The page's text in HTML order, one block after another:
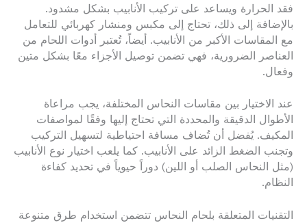
فقد الحرارة ويساعد على تركيب الأنابيب بشكل مشدود.
بالإضافة إلى ذلك، تحتاج إلى مكبس ومنشار كهربائي للتعامل
مع المقاسات الأكبر من الأنابيب. أيضاً، تُعتبر أدوات اللحام من
العناصر الضرورية، فهي تضمن توصيل الأجزاء معًا بشكل متين
وفعال.
عند الاختيار بين مقاسات النحاس المختلفة، يجب مراعاة
الأطوال الدقيقة والمحددة التي تحتاج إليها وفقًا لمواصفات
المكيف. يُفضل أن تُضاف مسافة احتياطية لتسهيل التركيب
وتجنب الضغط الزائد على الأنابيب. كما يلعب اختيار نوع الأنابيب
(مثل النحاس الصلب أو اللين) دوراً حيوياً في تحديد كفاءة
النظام.
التقنيات المتعلقة بلحام النحاس تتضمن استخدام طرق متنوعة